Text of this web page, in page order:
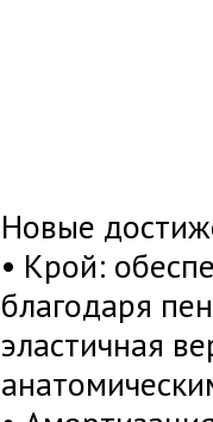
Новые
• Крой:
благодаря
эластичная